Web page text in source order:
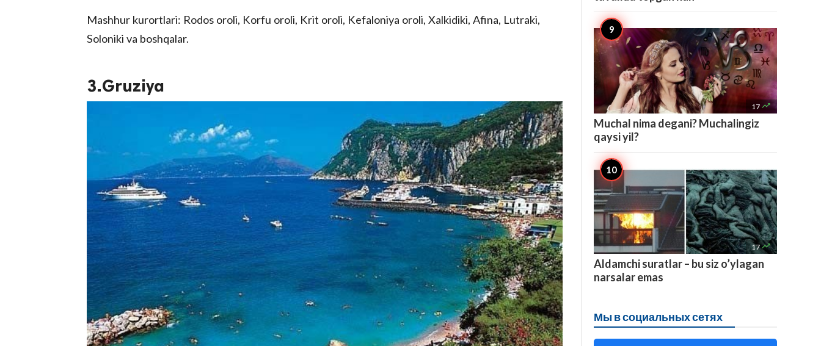
Mashhur kurortlari: Rodos oroli, Korfu oroli, Krit oroli, Kefaloniya oroli, Xalkidiki, Afina, Lutraki,
Soloniki va boshqalar.
3.Gruziya
17 
Muchal nima degani? Muchalingiz
qaysi yil?
17 
Aldamchi suratlar – bu siz o’ylagan
narsalar emas
Мы в социальных сетях